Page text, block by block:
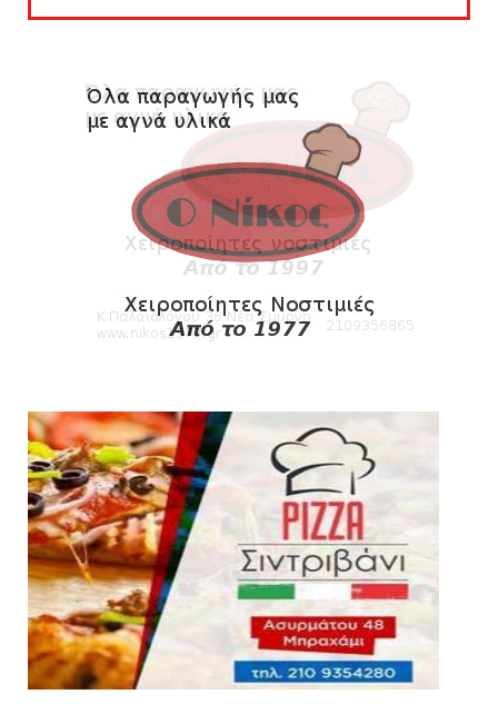
Θλίψη για τον χαμό του Γιώργου
SLIDE
Ξεκινά η ελεύθερη διάθεση των εισιτηρίων
διαρκείας του βόλεϊ...
August 04, 2026
HEADLINES
Kυανέρυθρη και επίσημα η Πάτερου
August 04, 2026
SLIDE
Πανιώνια Εκπομπή: Έπεσε η αυλαία της
ΕΠΙΚΑΙΡΟΤΗΤΑ
LIVE η Πανιώνια Εκπομπή!
August 03, 2026